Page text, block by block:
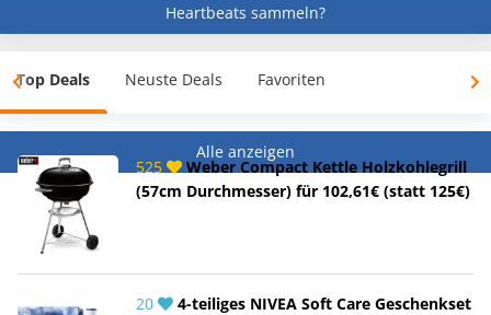
Heartbeats sammeln?
Top Deals Neuste Deals Favoriten
Alle anzeigen
525
Weber Compact Kettle Holzkohlegrill
(57cm Durchmesser) für 102,61€ (statt 125€)
20
4-teiliges NIVEA Soft Care Geschenkset